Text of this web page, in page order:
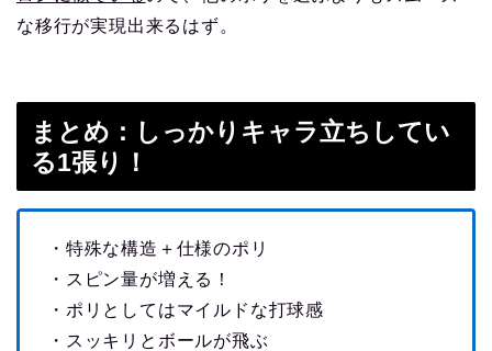
な移行が実現出来るはず。
まとめ：しっかりキャラ立ちしてい
る1張り！
・特殊な構造＋仕様のポリ
・スピン量が増える！
・ポリとしてはマイルドな打球感
・スッキリとボールが飛ぶ